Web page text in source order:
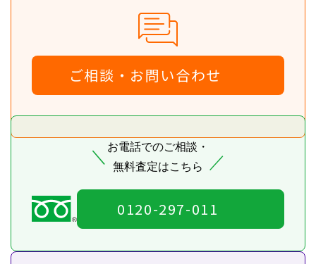
ご相談・ お問い合わせ
＼ お電話でのご相談・
無料査定はこちら
／
0120-297-011